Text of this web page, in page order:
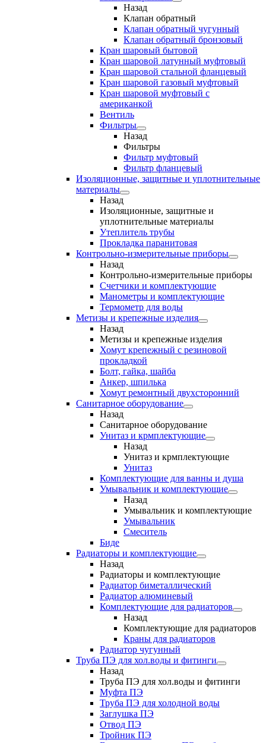
Назад
Клапан обратный
Клапан обратный чугунный
Клапан обратный бронзовый
Кран шаровый бытовой
Кран шаровой латунный муфтовый
Кран шаровой стальной фланцевый
Кран шаровой газовый муфтовый
Кран шаровой муфтовый с
американкой
Вентиль
Фильтры
Назад
Фильтры
Фильтр муфтовый
Фильтр фланцевый
Изоляционные, защитные и уплотнительные
материалы
Назад
Изоляционные, защитные и
уплотнительные материалы
Утеплитель трубы
Прокладка паранитовая
Контрольно-измерительные приборы
Назад
Контрольно-измерительные приборы
Счетчики и комплектующие
Манометры и комплектующие
Термометр для воды
Метизы и крепежные изделия
Назад
Метизы и крепежные изделия
Хомут крепежный с резиновой
прокладкой
Болт, гайка, шайба
Анкер, шпилька
Хомут ремонтный двухсторонний
Санитарное оборудование
Назад
Санитарное оборудование
Унитаз и крмплектующие
Назад
Унитаз и крмплектующие
Унитаз
Комплектующие для ванны и душа
Умывальник и комплектующие
Назад
Умывальник и комплектующие
Умывальник
Смеситель
Биде
Радиаторы и комплектующие
Назад
Радиаторы и комплектующие
Радиатор биметаллический
Радиатор алюминевый
Комплектующие для радиаторов
Назад
Комплектующие для радиаторов
Краны для радиаторов
Радиатор чугунный
Труба ПЭ для хол.воды и фитинги
Назад
Труба ПЭ для хол.воды и фитинги
Муфта ПЭ
Труба ПЭ для холодной воды
Заглушка ПЭ
Отвод ПЭ
Тройник ПЭ